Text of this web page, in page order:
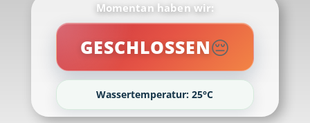
Momentan haben wir:
GESCHLOSSEN😔
Wassertemperatur: 25°C